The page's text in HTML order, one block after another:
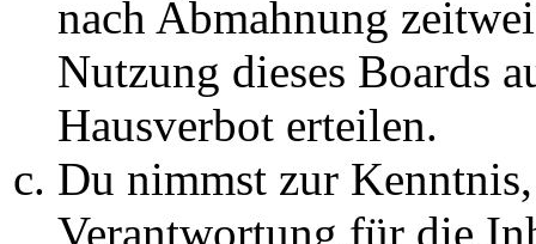
nach Abmahnung
Nutzung dieses Boards
Hausverbot erteilen.
Du nimmst zur
Verantwortung für die